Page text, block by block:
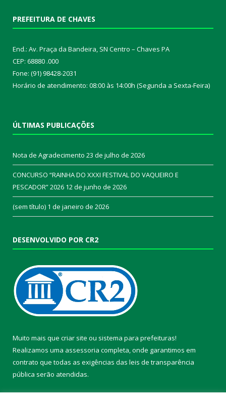
PREFEITURA DE CHAVES
End.: Av. Praça da Bandeira, SN Centro – Chaves PA
CEP: 68880 .000
Fone: (91) 98428-2031
Horário de atendimento: 08:00 às 14:00h (Segunda a Sexta-Feira)
ÚLTIMAS PUBLICAÇÕES
Nota de Agradecimento 23 de julho de 2026
CONCURSO “RAINHA DO XXXI FESTIVAL DO VAQUEIRO E
PESCADOR” 2026 12 de junho de 2026
(sem título) 1 de janeiro de 2026
DESENVOLVIDO POR CR2
Muito mais que criar site ou sistema para prefeituras!
Realizamos uma assessoria completa, onde garantimos em
contrato que todas as exigências das leis de transparência
pública serão atendidas.